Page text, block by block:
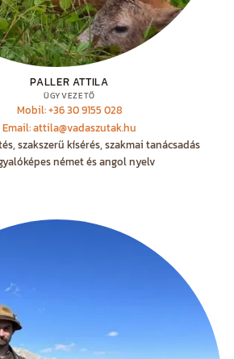
PALLER ATTILA
ÜGYVEZETŐ
Mobil: +36 30 9155 028
Email: attila@vadaszutak.hu
szakszerű kísérés, szakmai tanácsadás
német és angol nyelv